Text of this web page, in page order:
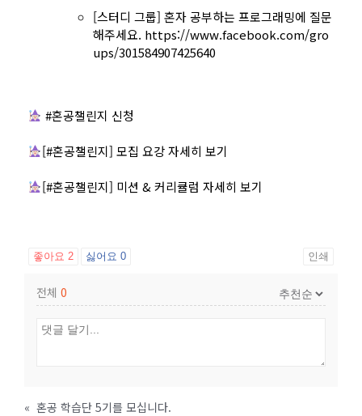
[스터디 그룹] 혼자 공부하는 프로그래밍에 질문
해주세요. https://www.facebook.com/gro
ups/301584907425640
#혼공챌린지 신청
[#혼공챌린지] 모집 요강 자세히 보기
[#혼공챌린지] 미션 & 커리큘럼 자세히 보기
좋아요 2 싫어요 0 인쇄
전체 0
« 혼공 학습단 5기를 모십니다.